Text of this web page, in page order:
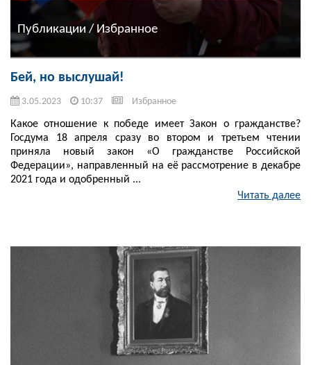
Публикации / Избранное
Бей, но выслушай!
3.05.2023 10:37 Избранное
Какое отношение к победе имеет Закон о гражданстве?
Госдума 18 апреля сразу во втором и третьем чтении
приняла новый закон «О гражданстве Российской
Федерации», направленный на её рассмотрение в декабре
2021 года и одобренный ...
Читать далее